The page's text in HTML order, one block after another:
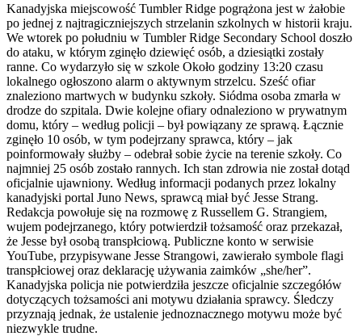
Kanadyjska miejscowość Tumbler Ridge pogrążona jest w żałobie
po jednej z najtragiczniejszych strzelanin szkolnych w historii kraju.
We wtorek po południu w Tumbler Ridge Secondary School doszło
do ataku, w którym zginęło dziewięć osób, a dziesiątki zostały
ranne. Co wydarzyło się w szkole Około godziny 13:20 czasu
lokalnego ogłoszono alarm o aktywnym strzelcu. Sześć ofiar
znaleziono martwych w budynku szkoły. Siódma osoba zmarła w
drodze do szpitala. Dwie kolejne ofiary odnaleziono w prywatnym
domu, który – według policji – był powiązany ze sprawą. Łącznie
zginęło 10 osób, w tym podejrzany sprawca, który – jak
poinformowały służby – odebrał sobie życie na terenie szkoły. Co
najmniej 25 osób zostało rannych. Ich stan zdrowia nie został dotąd
oficjalnie ujawniony. Według informacji podanych przez lokalny
kanadyjski portal Juno News, sprawcą miał być Jesse Strang.
Redakcja powołuje się na rozmowę z Russellem G. Strangiem,
wujem podejrzanego, który potwierdził tożsamość oraz przekazał,
że Jesse był osobą transpłciową. Publiczne konto w serwisie
YouTube, przypisywane Jesse Strangowi, zawierało symbole flagi
transpłciowej oraz deklarację używania zaimków „she/her”.
Kanadyjska policja nie potwierdziła jeszcze oficjalnie szczegółów
dotyczących tożsamości ani motywu działania sprawcy. Śledczy
przyznają jednak, że ustalenie jednoznacznego motywu może być
niezwykle trudne.